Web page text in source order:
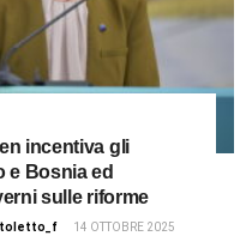
incentiva gli
e Bosnia ed
sulle riforme
14 OTTOBRE 2025